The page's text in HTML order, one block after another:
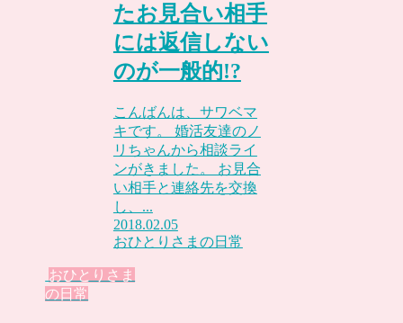
たお見合い相手
には返信しない
のが一般的!?
こんばんは、サワベマ
キです。 婚活友達のノ
リちゃんから相談ライ
ンがきました。 お見合
い相手と連絡先を交換
し、...
2018.02.05
おひとりさまの日常
おひとりさま
の日常